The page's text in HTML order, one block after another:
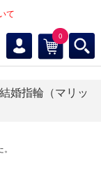
て
0
婚指輪（マリッ